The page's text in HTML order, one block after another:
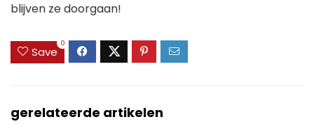
blijven ze doorgaan!
Save
0
gerelateerde artikelen